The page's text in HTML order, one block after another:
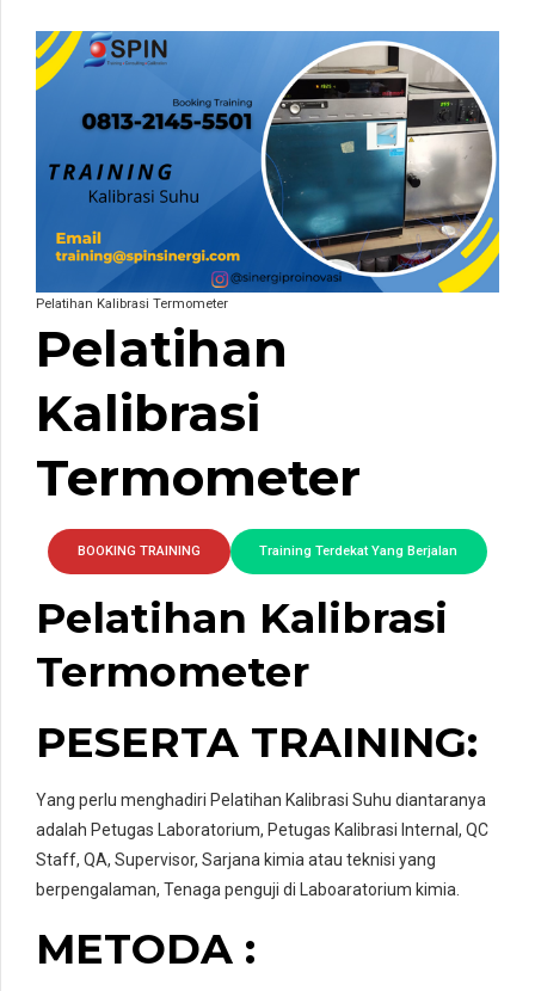
Pelatihan Kalibrasi Termometer
Pelatihan
Kalibrasi
Termometer
BOOKING TRAINING Training Terdekat Yang Berjalan
Pelatihan Kalibrasi
Termometer
PESERTA TRAINING:
Yang perlu menghadiri Pelatihan Kalibrasi Suhu diantaranya
adalah Petugas Laboratorium, Petugas Kalibrasi Internal, QC
Staff, QA, Supervisor, Sarjana kimia atau teknisi yang
berpengalaman, Tenaga penguji di Laboaratorium kimia.
METODA :